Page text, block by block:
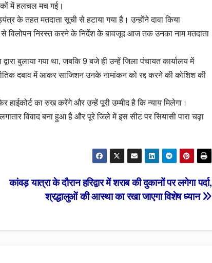
में हलचल मच गई।
के तहत मतदाता सूची से हटाया गया है। उन्होंने दावा किया
से विलोपन निरस्त करने के निर्देश के बावजूद आज तक उनका नाम मतदाता
बुलाया गया था, जबकि 9 बजे ही उन्हें जिला पंचायत कार्यालय में
दबाव में आकर साजिशन उनके नामांकन को रद्द करने की कोशिश की
हाईकोर्ट का रुख करेंगे और उन्हें पूरी उम्मीद है कि न्याय मिलेगा।
विवाद बना हुआ है और पूरे जिले में इस सीट पर सियासी पारा चढ़ा
कांवड़ यात्रा के दौरान हरिद्वार में शराब की दुकानों पर लगेगा पर्दा,
श्रद्धालुओं की आस्था का रखा जाएगा विशेष ध्यान